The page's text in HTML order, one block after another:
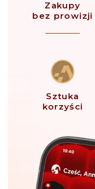
Zakupy
bez prowizji
Sztuka
korzyści